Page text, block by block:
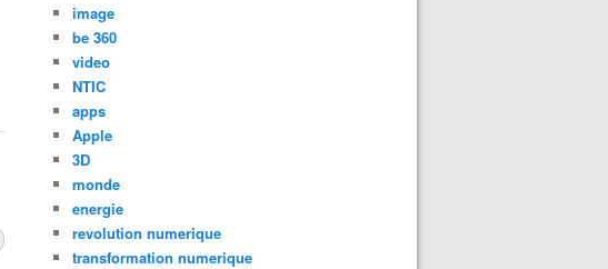
image
be 360
video
NTIC
apps
Apple
3D
monde
energie
revolution numerique
transformation numerique